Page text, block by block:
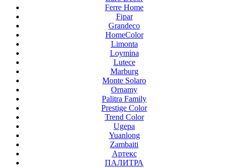
Ferre Home
Fipar
Grandeco
HomeColor
Limonta
Loymina
Lutece
Marburg
Monte Solaro
Ornamy
Palitra Family
Prestige Color
Trend Color
Ugepa
Yuanlong
Zambaiti
Артекс
ПАЛИТРА